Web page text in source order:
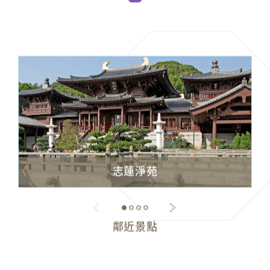
志蓮淨苑
鄰近景點